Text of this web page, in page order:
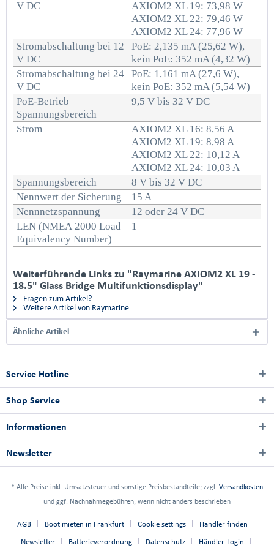
V DC
AXIOM2 XL 19: 73,98 W
AXIOM2 XL 22: 79,46 W
AXIOM2 XL 24: 77,96 W
Stromabschaltung bei 12
V DC
PoE: 2,135 mA (25,62 W),
kein PoE: 352 mA (4,32 W)
Stromabschaltung bei 24
V DC
PoE: 1,161 mA (27,6 W),
kein PoE: 352 mA (5,54 W)
PoE-Betrieb
Spannungsbereich
9,5 V bis 32 V DC
Strom
AXIOM2 XL 16: 8,56 A
AXIOM2 XL 19: 8,98 A
AXIOM2 XL 22: 10,12 A
AXIOM2 XL 24: 10,03 A
Spannungsbereich
8 V bis 32 V DC
Nennwert der Sicherung
15 A
Nennnetzspannung
12 oder 24 V DC
LEN (NMEA 2000 Load
Equivalency Number)
1
Weiterführende Links zu "Raymarine AXIOM2 XL 19 -
18.5" Glass Bridge Multifunktionsdisplay"
Fragen zum Artikel?
Weitere Artikel von Raymarine
Ähnliche Artikel
Service Hotline
Shop Service
Informationen
Newsletter
* Alle Preise inkl. Umsatzsteuer und sonstige Preisbestandteile; zzgl. Versandkosten
und ggf. Nachnahmegebühren, wenn nicht anders beschrieben
AGB Boot mieten in Frankfurt Cookie settings Händler finden
Newsletter Batterieverordnung Datenschutz Händler-Login